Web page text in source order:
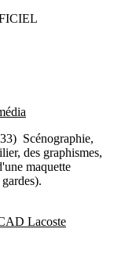
Scénographie,
des graphismes,
maquette